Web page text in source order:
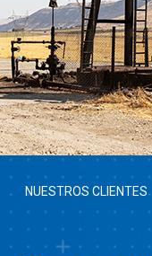
NUESTROS CLIENTES